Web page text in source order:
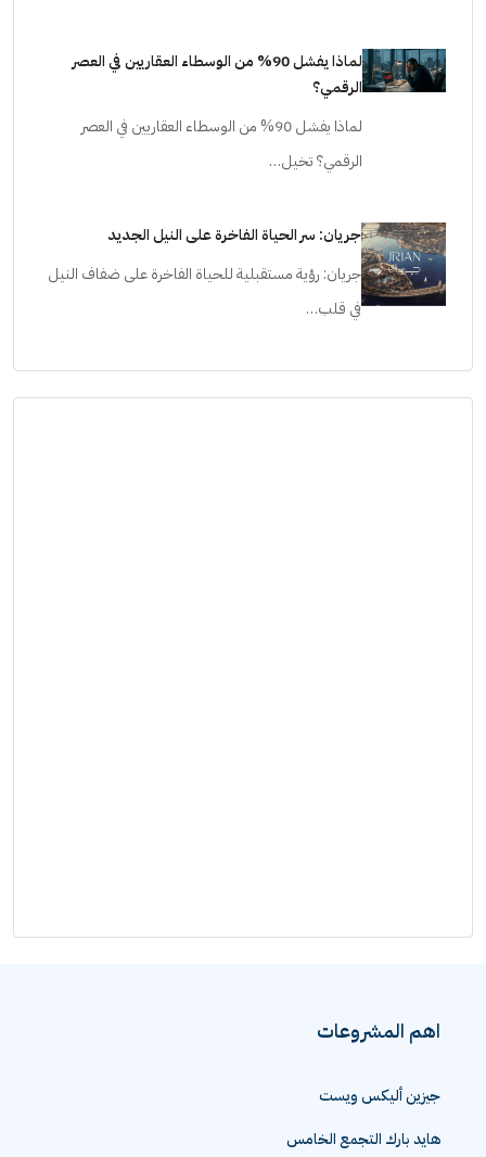
لماذا يفشل 90% من الوسطاء العقاريين في العصر
الرقمي؟
لماذا يفشل 90% من الوسطاء العقاريين في العصر
الرقمي؟ تخيل…
جريان: سر الحياة الفاخرة على النيل الجديد
جريان: رؤية مستقبلية للحياة الفاخرة على ضفاف النيل
في قلب…
اهم المشروعات
جيزين أليكس ويست
هايد بارك التجمع الخامس